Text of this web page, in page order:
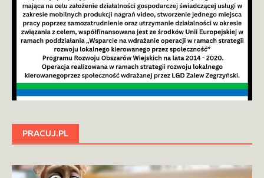
PRACUJ.PL